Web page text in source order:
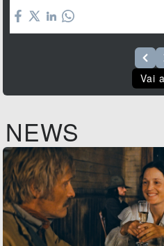
Vai
NEWS